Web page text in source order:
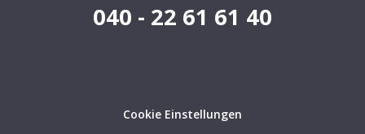
040 - 22 61 61 40
Cookie Einstellungen